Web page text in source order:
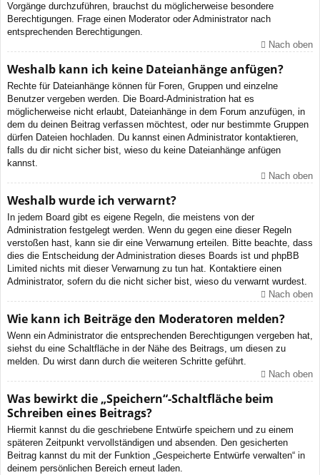
Vorgänge durchzuführen, brauchst du möglicherweise besondere
Berechtigungen. Frage einen Moderator oder Administrator nach
entsprechenden Berechtigungen.
Nach oben
Weshalb kann ich keine Dateianhänge anfügen?
Rechte für Dateianhänge können für Foren, Gruppen und einzelne
Benutzer vergeben werden. Die Board-Administration hat es
möglicherweise nicht erlaubt, Dateianhänge in dem Forum anzufügen, in
dem du deinen Beitrag verfassen möchtest, oder nur bestimmte Gruppen
dürfen Dateien hochladen. Du kannst einen Administrator kontaktieren,
falls du dir nicht sicher bist, wieso du keine Dateianhänge anfügen
kannst.
Nach oben
Weshalb wurde ich verwarnt?
In jedem Board gibt es eigene Regeln, die meistens von der
Administration festgelegt werden. Wenn du gegen eine dieser Regeln
verstoßen hast, kann sie dir eine Verwarnung erteilen. Bitte beachte, dass
dies die Entscheidung der Administration dieses Boards ist und phpBB
Limited nichts mit dieser Verwarnung zu tun hat. Kontaktiere einen
Administrator, sofern du die nicht sicher bist, wieso du verwarnt wurdest.
Nach oben
Wie kann ich Beiträge den Moderatoren melden?
Wenn ein Administrator die entsprechenden Berechtigungen vergeben hat,
siehst du eine Schaltfläche in der Nähe des Beitrags, um diesen zu
melden. Du wirst dann durch die weiteren Schritte geführt.
Nach oben
Was bewirkt die „Speichern“-Schaltfläche beim
Schreiben eines Beitrags?
Hiermit kannst du die geschriebene Entwürfe speichern und zu einem
späteren Zeitpunkt vervollständigen und absenden. Den gesicherten
Beitrag kannst du mit der Funktion „Gespeicherte Entwürfe verwalten“ in
deinem persönlichen Bereich erneut laden.